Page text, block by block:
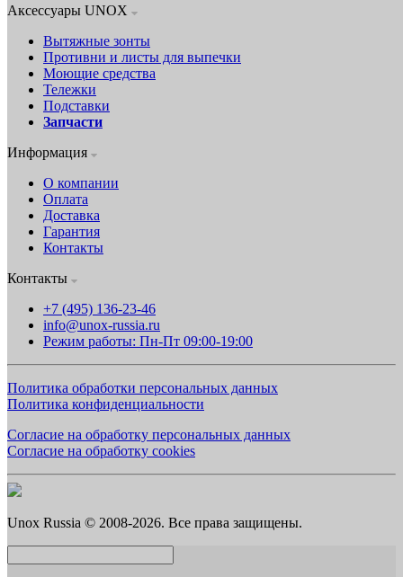
Аксессуары UNOX
Вытяжные зонты
Противни и листы для выпечки
Моющие средства
Тележки
Подставки
Запчасти
Информация
О компании
Оплата
Доставка
Гарантия
Контакты
Контакты
+7 (495) 136-23-46
info@unox-russia.ru
Режим работы: Пн-Пт 09:00-19:00
Политика обработки персональных данных
Политика конфиденциальности
Согласие на обработку персональных данных
Согласие на обработку cookies
Unox Russia © 2008-2026. Все права защищены.